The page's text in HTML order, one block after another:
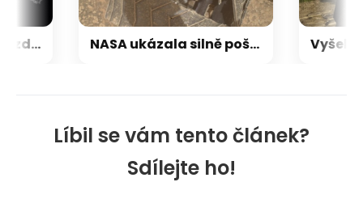
Líbil se vám tento článek?
Sdílejte ho!
Pozor, přichází velké zdražování grafických karet pro hráče: Ceny stoupají až o 30–40 % NASA ukázala silně poškozená kola roveru Curiosity. Přesto po 13 letech dál neúnavně zkoumá Mars